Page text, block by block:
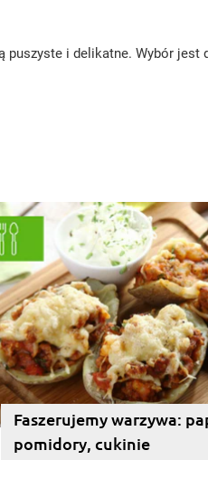
puszyste i delikatne. Wybór
Faszerujemy warzywa:
pomidory, cukinie